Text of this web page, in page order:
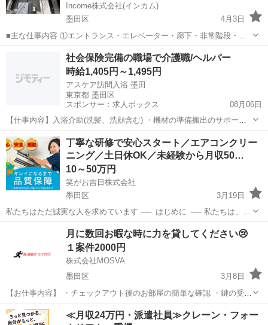
Income株式会社(インカム)
墨田区
4月3日
■主な仕事内容 ①エントランス・エレベーター・廊下・非常階段・駐
車駐輪場などの共用部分と外構の清掃（時間内で可能な範囲） ②清掃
結果の報告（指定フォームへの写真アップロード） ※初回勤務時に弊
社スタッフが現地に同行して...
墨田区 その他 時給
社会保険完備の職場で介護職/ヘルパー
時給1,405円～1,495円
アスケア訪問入浴 墨田
東京都 墨田区
スポンサー：求人ボックス
08月06日
【仕事内容】入浴介助(洗髪、洗顔含む) ・機材の準備搬出のサポート
・従事すべき業務の変更の範囲:変更なし ・就業場所の変更の範囲:近
隣事業所に応援の可能性あり 雇用期間の定めあり:1年間(年度途中で入
社の場合は年度末で更新)契約...
アルバイト・パート
丁寧な研修で安心スタート／エアコンクリー
ニング／土日休OK／未経験から月収50…
10～50万円
笑がお吉日株式会社
墨田区
3月19日
私たちはただ誠実な人を求めています ── はじめに ── 私たちは、
2020年に 企業理念 【三方に笑顔と吉日を】 を掲げてスタートしま
した。 「三方」とは ── 『お客様』『スタッフ』『社会・...
その他 スタッフ
月に数回お暇な時に力を貸してください😢
１案件2000円
株式会社MOSVA
墨田区
3月8日
【お仕事内容】 ・チェックアウト後のお部屋の簡単な確認 ・鍵の受け
渡しやサポート ・忘れ物やちょっとした設備トラブルの確認対応 特別
なスキルは必要ありません。未経験の方でも安心して始められるお仕
東京 墨田区 その他 近隣
≪月収24万円・派遣社員≫クレーン・フォー